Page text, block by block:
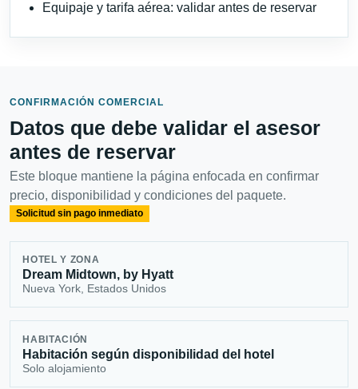
Equipaje y tarifa aérea: validar antes de reservar
CONFIRMACIÓN COMERCIAL
Datos que debe validar el asesor
antes de reservar
Este bloque mantiene la página enfocada en confirmar
precio, disponibilidad y condiciones del paquete.
Solicitud sin pago inmediato
HOTEL Y ZONA
Dream Midtown, by Hyatt
Nueva York, Estados Unidos
HABITACIÓN
Habitación según disponibilidad del hotel
Solo alojamiento